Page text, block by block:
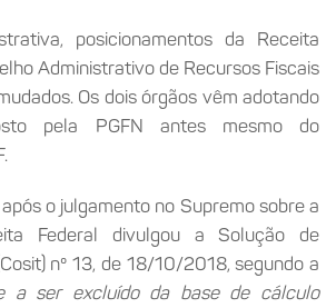
posicionamentos da Receita
Administrativo de Recursos Fiscais
Os dois órgãos vêm adotando
pela PGFN antes mesmo do
o julgamento no Supremo sobre a
Federal divulgou a Solução de
nº 13, de 18/10/2018, segundo a
a ser excluído da base de cálculo